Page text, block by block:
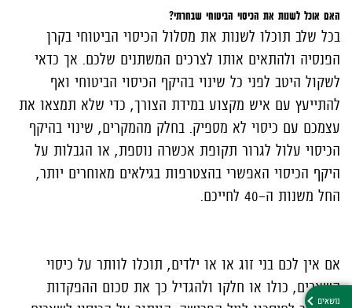
האם אוכל לשנות את הכיסוי הביטוחי שבחרתי?
בכל שלב תוכלו לשנות את מסלול הכיסוי הביטוחי בקרן
הפנסיה ולהתאים אותו לצרכים המשתנים שלכם. אך כדאי
לשקול היטב לפני כל שינוי בהיקף הכיסוי הביטוחי ואף
להתייעץ עם איש מקצוע במידת הצורך, כדי שלא תמצאו את
עצמכם עם כיסוי לא מספיק. בחלק מהמקרים, שינוי בהיקף
הכיסוי עלול לגרור תקופת אכשרה נוספת, או הגבלות על
היקף הכיסוי האפשרי בהצטרפות בגילאים מאוחרים יותר,
החל משנות ה-40 לחייכם.
אם אין לכם בני זוג או או ילדים, תוכלו לוותר על כיסוי
השארים, כולו או חלקו ולהגדיל כך את סכום ההפקדות